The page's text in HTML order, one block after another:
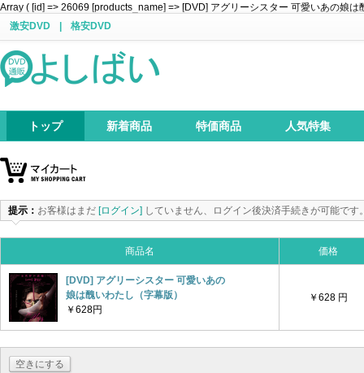
Array ( [id] => 26069 [products_name] => [DVD] アグリーシスター 可愛いあの娘
激安DVD
格安DVD
トップ 新着商品 特価商品 人気特集
提示： お客様はまだ [ログイン] していません、ログイン後決済手続きが可能です
商品名 価格
[DVD] アグリーシスター 可愛いあの
娘は醜いわたし（字幕版）
￥628円
￥628 円
空きにする